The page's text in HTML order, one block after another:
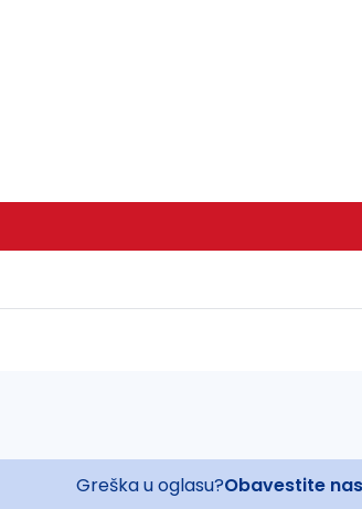
Greška u oglasu?Obavestite nas